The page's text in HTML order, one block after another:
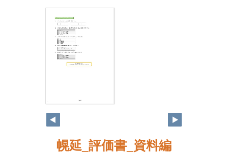
67
幌延_評価書_資料編